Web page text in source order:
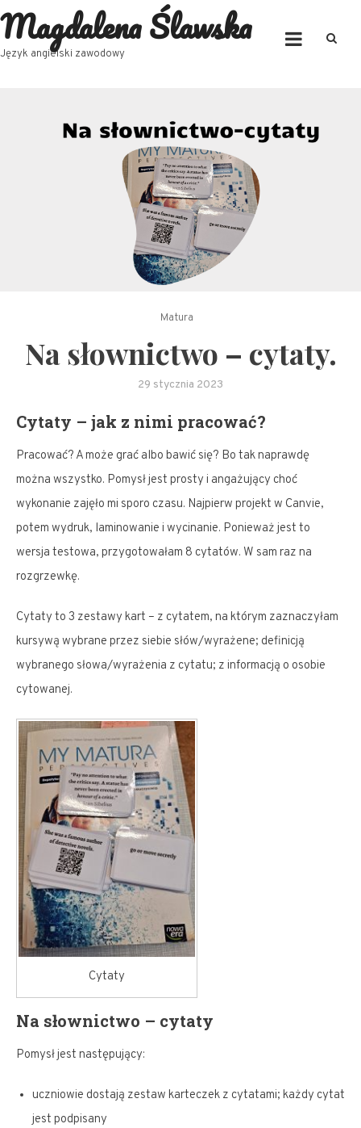
Skip
to
content
Magdalena Ślawska
Język angielski zawodowy
Matura
Na słownictwo – cytaty.
29 stycznia 2023
Cytaty – jak z nimi pracować?
Pracować? A może grać albo bawić się? Bo tak naprawdę
można wszystko. Pomysł jest prosty i angażujący choć
wykonanie zajęło mi sporo czasu. Najpierw projekt w Canvie,
potem wydruk, laminowanie i wycinanie. Ponieważ jest to
wersja testowa, przygotowałam 8 cytatów. W sam raz na
rozgrzewkę.
Cytaty to 3 zestawy kart – z cytatem, na którym zaznaczyłam
kursywą wybrane przez siebie słów/wyrażene; definicją
wybranego słowa/wyrażenia z cytatu; z informacją o osobie
cytowanej.
Cytaty
Na słownictwo – cytaty
Pomysł jest następujący:
uczniowie dostają zestaw karteczek z cytatami; każdy cytat
jest podpisany